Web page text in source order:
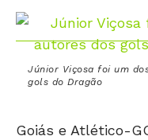
Júnior Viçosa foi um
gols do Dragão
Goiás e Atlético-